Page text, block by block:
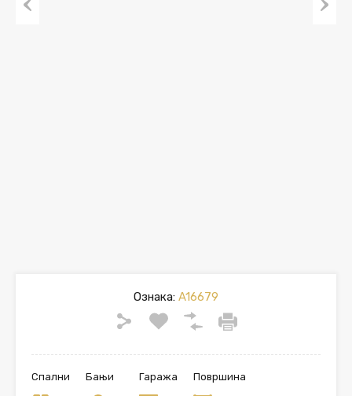
Ознака: A16679
Спални Бањи Гаража Површина